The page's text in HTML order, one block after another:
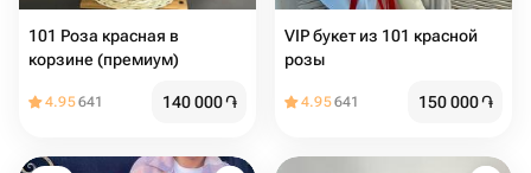
101 Роза красная в
корзине (премиум)
4.95641 140 000֏
VIP букет из 101 красной
розы
4.95641 150 000֏